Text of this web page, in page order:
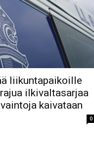
liikuntapaikoille
ilkivaltasarjaa
kaivataan
0